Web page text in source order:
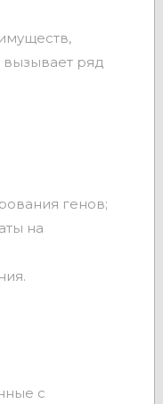
вызывает ряд
генов;
на
с